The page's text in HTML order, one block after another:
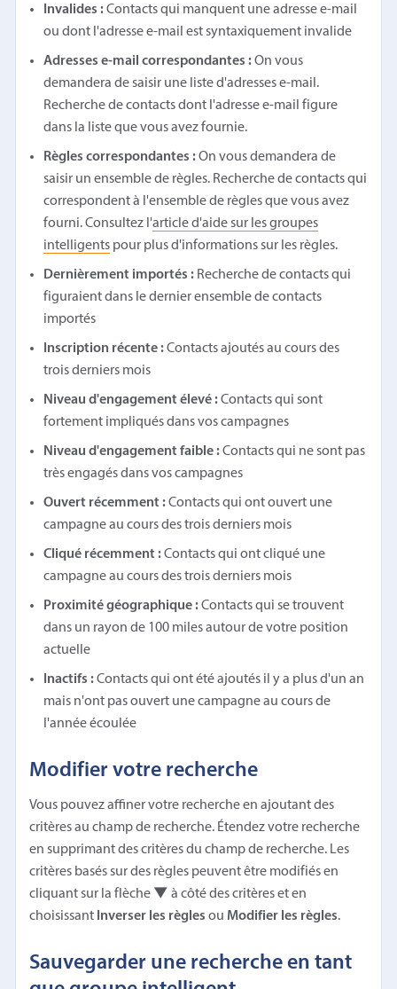
Invalides :Contacts qui manquent une adresse e-mail
ou dont l'adresse e-mail est syntaxiquement invalide
Adresses e-mail correspondantes :On vous
demandera de saisir une liste d'adresses e-mail.
Recherche de contacts dont l'adresse e-mail figure
dans la liste que vous avez fournie.
Règles correspondantes :On vous demandera de
saisir un ensemble de règles. Recherche de contacts qui
correspondent à l'ensemble de règles que vous avez
fourni. Consultez l'article d'aide sur les groupes
intelligents pour plus d'informations sur les règles.
Dernièrement importés : Recherche de contacts qui
figuraient dans le dernier ensemble de contacts
importés
Inscription récente :Contacts ajoutés au cours des
trois derniers mois
Niveau d'engagement élevé :Contacts qui sont
fortement impliqués dans vos campagnes
Niveau d'engagement faible :Contacts qui ne sont pas
très engagés dans vos campagnes
Ouvert récemment :Contacts qui ont ouvert une
campagne au cours des trois derniers mois
Cliqué récemment :Contacts qui ont cliqué une
campagne au cours des trois derniers mois
Proximité géographique :Contacts qui se trouvent
dans un rayon de 100 miles autour de votre position
actuelle
Inactifs :Contacts qui ont été ajoutés il y a plus d'un an
mais n'ont pas ouvert une campagne au cours de
l'année écoulée
Modifier votre recherche
Vous pouvez affiner votre recherche en ajoutant des
critères au champ de recherche. Étendez votre recherche
en supprimant des critères du champ de recherche. Les
critères basés sur des règles peuvent être modifiés en
cliquant sur la flèche ▼ à côté des critères et en
choisissant Inverser les règles ou Modifier les règles.
Sauvegarder une recherche en tant